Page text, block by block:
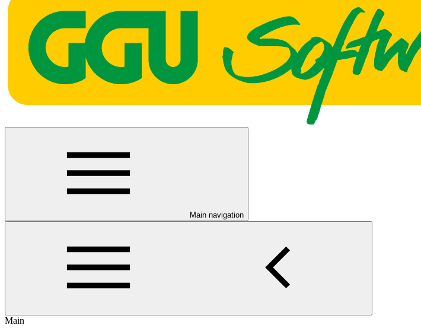
Main navigation
Main